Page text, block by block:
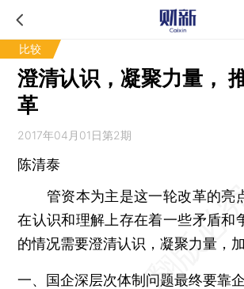
比较
澄清认识，凝聚力量，
革
2017年04月01日第2期
陈清泰
管资本为主是这一轮改革的亮
在认识和理解上存在着一些矛盾和
的情况需要澄清认识，凝聚力量，
一、国企深层次体制问题最终要靠